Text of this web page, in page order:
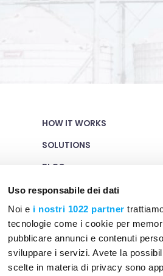
Uso responsabile dei dati
Noi e i nostri 1022 partner
tecnologie come i cookie per
pubblicare annunci e contenuti
sviluppare i servizi. Avete la
scelte in materia di privacy sono
HOW IT WORKS
SOLUTIONS
BLOG
PRICING
CONTACT US